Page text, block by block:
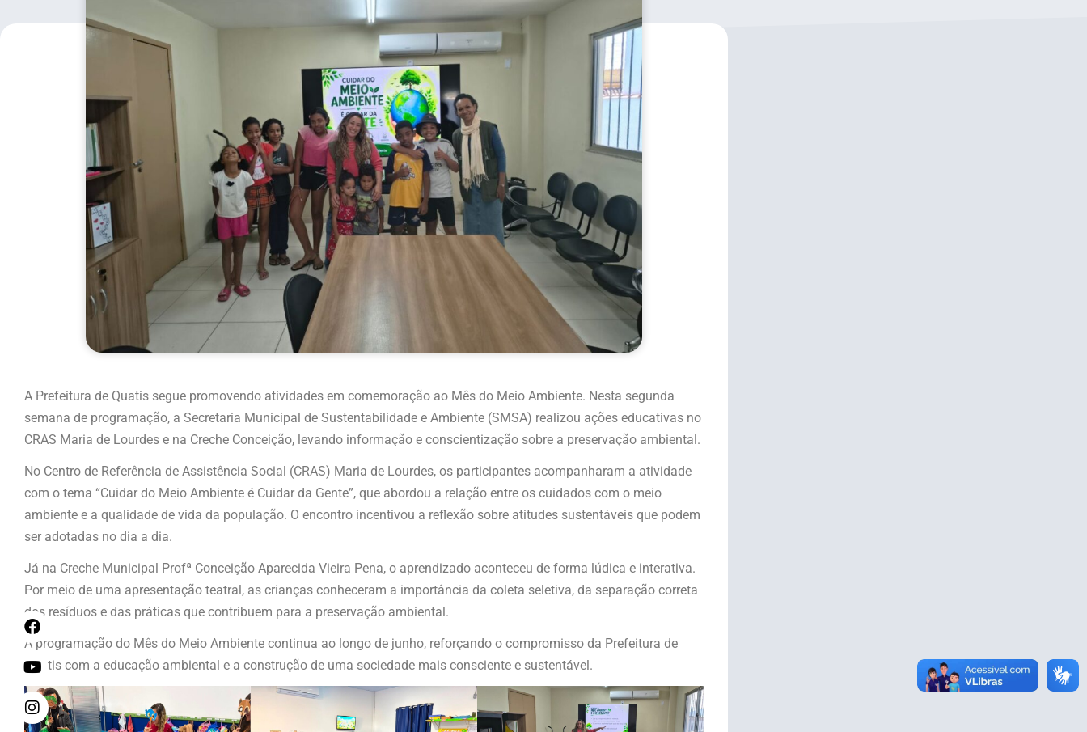
A Prefeitura de Quatis segue promovendo atividades em comemoração ao Mês do Meio Ambiente. Nesta segunda
semana de programação, a Secretaria Municipal de Sustentabilidade e Ambiente (SMSA) realizou ações educativas no
CRAS Maria de Lourdes e na Creche Conceição, levando informação e conscientização sobre a preservação ambiental.
No Centro de Referência de Assistência Social (CRAS) Maria de Lourdes, os participantes acompanharam a atividade
com o tema “Cuidar do Meio Ambiente é Cuidar da Gente”, que abordou a relação entre os cuidados com o meio
ambiente e a qualidade de vida da população. O encontro incentivou a reflexão sobre atitudes sustentáveis que podem
ser adotadas no dia a dia.
Já na Creche Municipal Profª Conceição Aparecida Vieira Pena, o aprendizado aconteceu de forma lúdica e interativa.
Por meio de uma apresentação teatral, as crianças conheceram a importância da coleta seletiva, da separação correta
dos resíduos e das práticas que contribuem para a preservação ambiental.
A programação do Mês do Meio Ambiente continua ao longo de junho, reforçando o compromisso da Prefeitura de
Quatis com a educação ambiental e a construção de uma sociedade mais consciente e sustentável.